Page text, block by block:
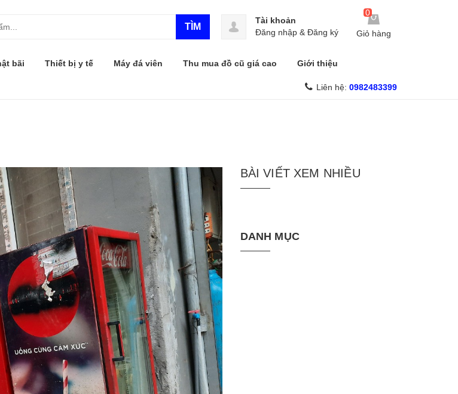
TÌM
0
Giỏ hàng
Tài khoản
Đăng nhập & Đăng ký
bãi Thiết bị y tế Máy đá viên Thu mua đồ cũ giá cao Giới thiệu
Liên hệ: 0982483399
BÀI VIẾT XEM NHIỀU
DANH MỤC